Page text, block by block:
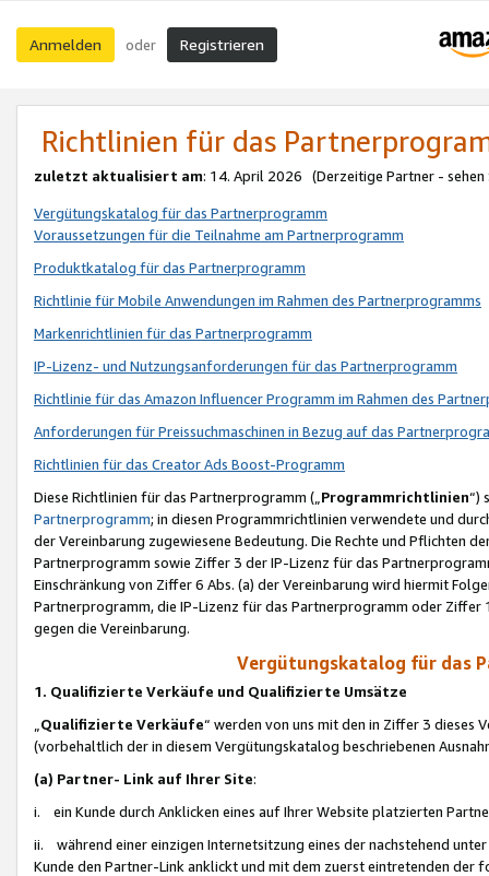
Anmelden oder Registrieren
Richtlinien für das
zuletzt aktualisiert am: 14. April 2026 (Derzeitige Partner - sehen
Vergütungskatalog für das Partnerprogramm
Voraussetzungen für die Teilnahme am Partnerprogramm
Produktkatalog für das Partnerprogramm
Richtlinie für Mobile Anwendungen im Rahmen des Partnerprogramms
Markenrichtlinien für das Partnerprogramm
IP-Lizenz- und Nutzungsanforderungen für das Partnerprogramm
Richtlinie für das Amazon Influencer Programm im Rahmen des
Anforderungen für Preissuchmaschinen in Bezug auf das
Richtlinien für das Creator Ads Boost-Programm
Diese Richtlinien für das Partnerprogramm („Programmrichtlinien“)
Partnerprogramm; in diesen Programmrichtlinien verwendete und
der Vereinbarung zugewiesene Bedeutung. Die Rechte und Pflichten
Partnerprogramm sowie Ziffer 3 der IP-Lizenz für das
Einschränkung von Ziffer 6 Abs. (a) der Vereinbarung wird hiermit
Partnerprogramm, die IP-Lizenz für das Partnerprogramm oder
gegen die Vereinbarung.
Vergütungskatalog für das
1. Qualifizierte Verkäufe und Qualifizierte Umsätze
Qualifizierte Verkäufe“ werden von uns mit den in Ziffer 3
(vorbehaltlich der in diesem Vergütungskatalog beschriebenen
(a) Partner- Link auf Ihrer Site:
i. ein Kunde durch Anklicken eines auf Ihrer Website platzierten
ii. während einer einzigen Internetsitzung eines der nachstehend
Kunde den Partner-Link anklickt und mit dem zuerst eintretenden der